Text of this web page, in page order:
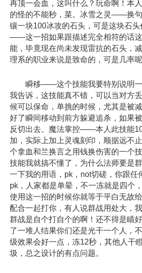
再顶一会血，这叫什么？玩命啊！本
的怪的不能秒，菜。冰雪之灵——换
镶一块100冰攻的石头，可是这块石
——这一招如果跟描述完全相符的话
能，毕竟现在尚未发现雷抗的石头，
理系的职业来说是致命的，可是几率
瞬移——这个技能我要特别说明一
我告诉，这技能真不错，可以当对方
候可以保命，单挑的时候，尤其是被
好了瞬间移动到前方躲避追杀，如果
反切出去。魔法掌控——本人此技能
加，实际上加上灵魂刻印，顺据远不
个拿血和兰换言之用钱换伤害的一个
技能我就搞不懂了，为什么法师要是
一下我的用语，pk，not切磋，你跟任
pk，人家都是单晕，不一冻就是四个
使用这一招的时候你就等于平白无故
配合一起打你，有人说群战用处大，
群战是自个打自个的啊！还不得是瞄
了一堆人结果你们还是光干一个人，
级效果会好一点，冻12秒，其他人干
圾，总之设计的有点问题。